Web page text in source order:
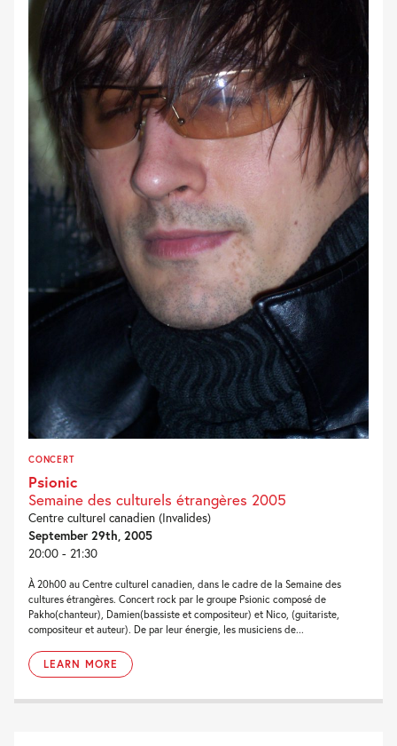
CONCERT
Psionic
Semaine des culturels étrangères 2005
Centre culturel canadien (Invalides)
September 29th, 2005
20:00 - 21:30
À 20h00 au Centre culturel canadien, dans le cadre de la Semaine des
cultures étrangères. Concert rock par le groupe Psionic composé de
Pakho(chanteur), Damien(bassiste et compositeur) et Nico, (guitariste,
compositeur et auteur). De par leur énergie, les musiciens de...
LEARN MORE